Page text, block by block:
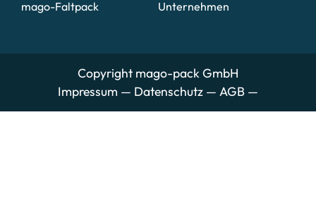
mago-Faltpack
Unternehmen
Copyright mago-pack GmbH
Impressum — Datenschutz — AGB —